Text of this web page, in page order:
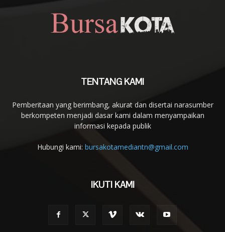
TENTANG KAMI
Pemberitaan yang berimbang, akurat dan disertai narasumber
berkompeten menjadi dasar kami dalam menyampaikan
informasi kepada publik
Hubungi kami: bursakotamediantn@gmail.com
IKUTI KAMI